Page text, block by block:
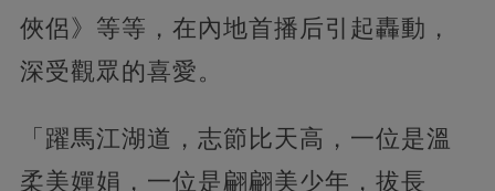
俠侶》等等，在內地首播后引起轟動，
深受觀眾的喜愛。
「躍馬江湖道，志節比天高，一位是溫
柔美嬋娟，一位是翩翩美少年，拔長